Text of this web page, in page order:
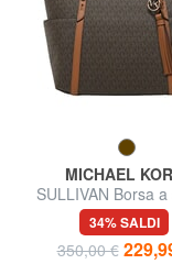
MICHAEL
SULLIVAN Borsa
34% SALDI
350,00 €